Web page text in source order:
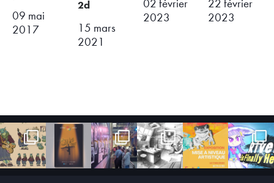
09 mai
2017
2d
15 mars
2021
02 février
2023
22 février
2023